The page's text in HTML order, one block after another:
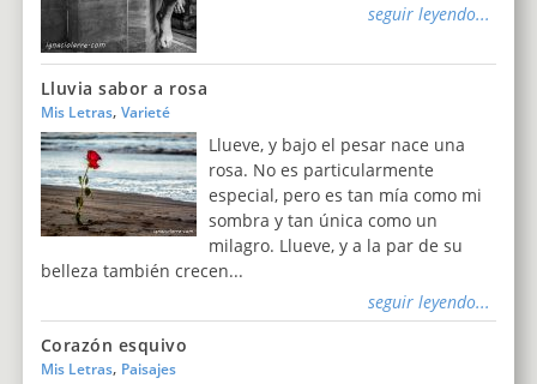
seguir leyendo...
Lluvia sabor a rosa
Mis Letras, Varieté
Llueve, y bajo el pesar nace una
rosa. No es particularmente
especial, pero es tan mía como mi
sombra y tan única como un
milagro. Llueve, y a la par de su
belleza también crecen...
seguir leyendo...
Corazón esquivo
Mis Letras, Paisajes